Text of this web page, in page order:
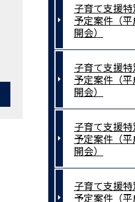
子育て支援
予定案件（
開会）
子育て支援
予定案件（
開会）
子育て支援
予定案件（
開会）
子育て支援
予定案件（